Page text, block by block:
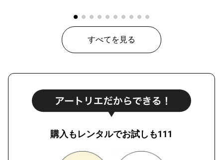
すべてを見る
購入もレンタルでお試しも111